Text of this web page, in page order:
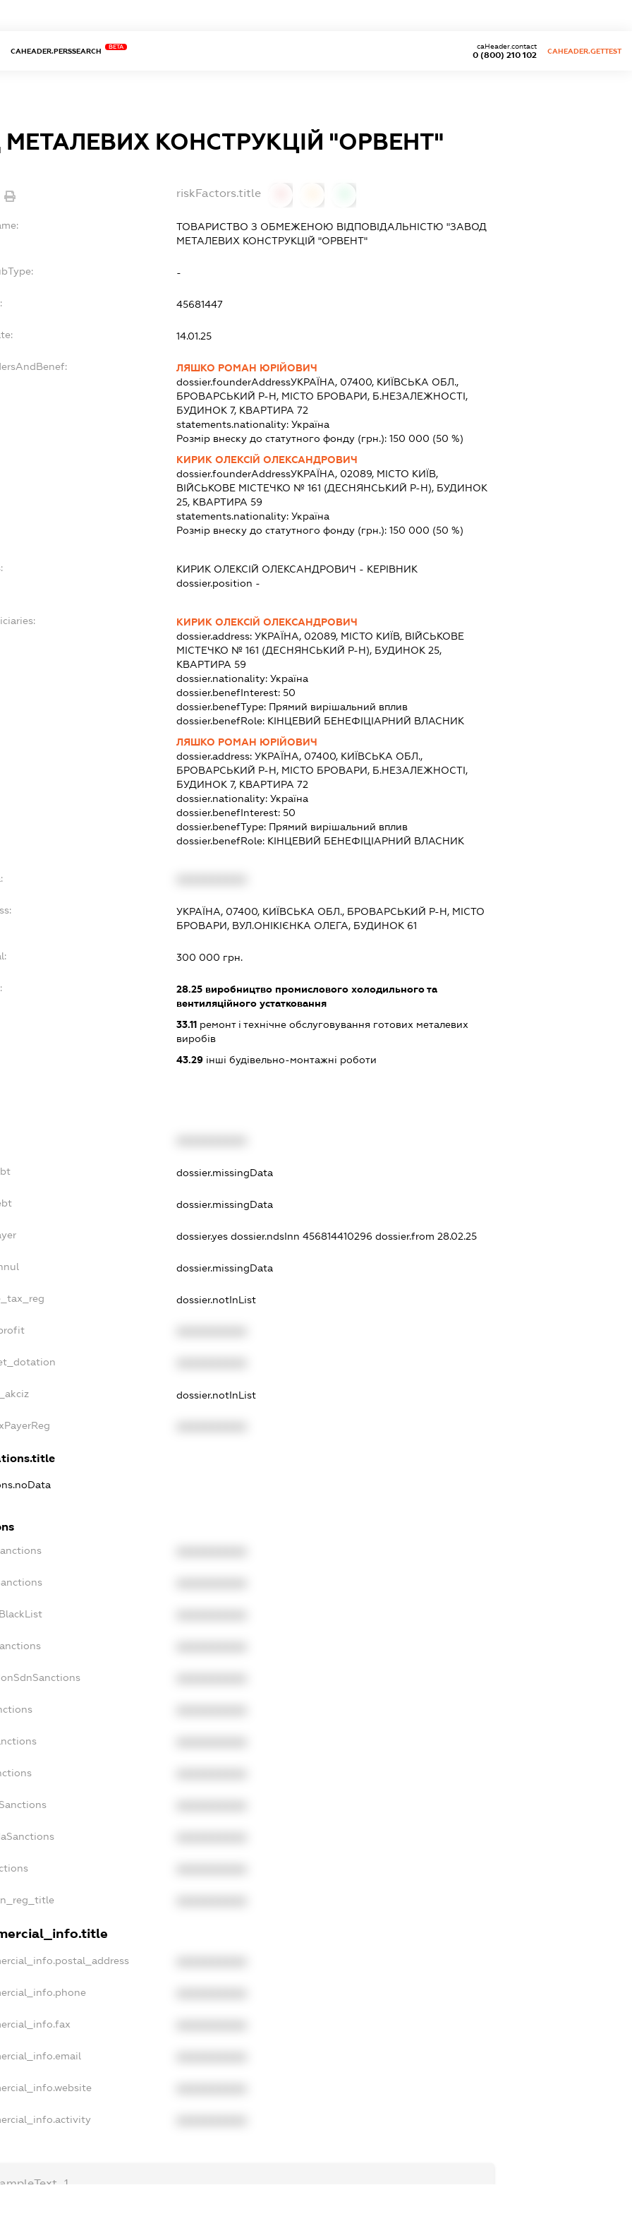
CAHEADER.PERSSEARCH
BETA
0 (800) 210 102
caHeader.contact
CAHEADER.GETTEST
КОНСТРУКЦІЙ "ОРВЕНТ"
riskFactors.title
ТОВАРИСТВО З ОБМЕЖЕНОЮ ВІДПОВІДАЛЬНІСТЮ "ЗАВОД
МЕТАЛЕВИХ КОНСТРУКЦІЙ "ОРВЕНТ"
-
45681447
14.01.25
ЛЯШКО РОМАН ЮРІЙОВИЧ
dossier.founderAddressУКРАЇНА, 07400, КИЇВСЬКА ОБЛ.,
БРОВАРСЬКИЙ Р-Н, МІСТО БРОВАРИ, Б.НЕЗАЛЕЖНОСТІ,
БУДИНОК 7, КВАРТИРА 72
statements.nationality:Україна
Розмір внеску до статутного фонду (грн.):150 000 (50 %)
КИРИК ОЛЕКСІЙ ОЛЕКСАНДРОВИЧ
dossier.founderAddressУКРАЇНА, 02089, МІСТО КИЇВ,
ВІЙСЬКОВЕ МІСТЕЧКО № 161 (ДЕСНЯНСЬКИЙ Р-Н), БУДИНОК
25, КВАРТИРА 59
statements.nationality:Україна
Розмір внеску до статутного фонду (грн.):150 000 (50 %)
КИРИК ОЛЕКСІЙ ОЛЕКСАНДРОВИЧ - КЕРІВНИК
dossier.position -
КИРИК ОЛЕКСІЙ ОЛЕКСАНДРОВИЧ
dossier.address:УКРАЇНА, 02089, МІСТО КИЇВ, ВІЙСЬКОВЕ
МІСТЕЧКО № 161 (ДЕСНЯНСЬКИЙ Р-Н), БУДИНОК 25,
КВАРТИРА 59
dossier.nationality:Україна
dossier.benefInterest:50
dossier.benefType: Прямий вирішальний вплив
dossier.benefRole: КІНЦЕВИЙ БЕНЕФІЦІАРНИЙ ВЛАСНИК
ЛЯШКО РОМАН ЮРІЙОВИЧ
dossier.address:УКРАЇНА, 07400, КИЇВСЬКА ОБЛ.,
БРОВАРСЬКИЙ Р-Н, МІСТО БРОВАРИ, Б.НЕЗАЛЕЖНОСТІ,
БУДИНОК 7, КВАРТИРА 72
dossier.nationality:Україна
dossier.benefInterest:50
dossier.benefType: Прямий вирішальний вплив
dossier.benefRole: КІНЦЕВИЙ БЕНЕФІЦІАРНИЙ ВЛАСНИК
УКРАЇНА, 07400, КИЇВСЬКА ОБЛ., БРОВАРСЬКИЙ Р-Н, МІСТО
БРОВАРИ, ВУЛ.ОНІКІЄНКА ОЛЕГА, БУДИНОК 61
300 000 грн.
28.25 виробництво промислового холодильного та
вентиляційного устатковання
33.11 ремонт і технічне обслуговування готових металевих
виробів
43.29 інші будівельно-монтажні роботи
dossier.missingData
dossier.missingData
dossier.yesdossier.ndsInn 456814410296dossier.from 28.02.25
dossier.missingData
dossier.notInList
dossier.notInList